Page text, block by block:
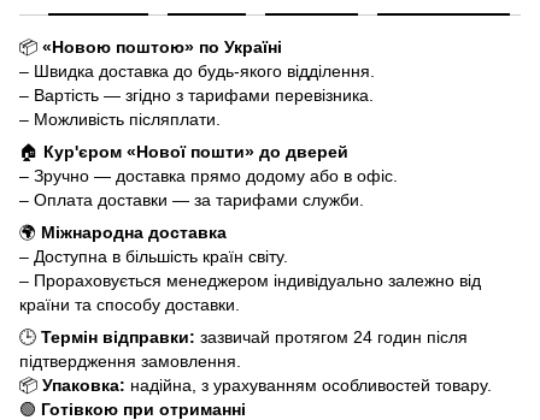
📦 «Новою поштою» по Україні
– Швидка доставка до будь-якого відділення.
– Вартість — згідно з тарифами перевізника.
– Можливість післяплати.
🏠 Кур'єром «Нової пошти» до дверей
– Зручно — доставка прямо додому або в офіс.
– Оплата доставки — за тарифами служби.
🌍 Міжнародна доставка
– Доступна в більшість країн світу.
– Прораховується менеджером індивідуально залежно від
країни та способу доставки.
🕒 Термін відправки: зазвичай протягом 24 годин після
підтвердження замовлення.
📦 Упаковка: надійна, з урахуванням особливостей товару.
🟢 Готівкою при отриманні